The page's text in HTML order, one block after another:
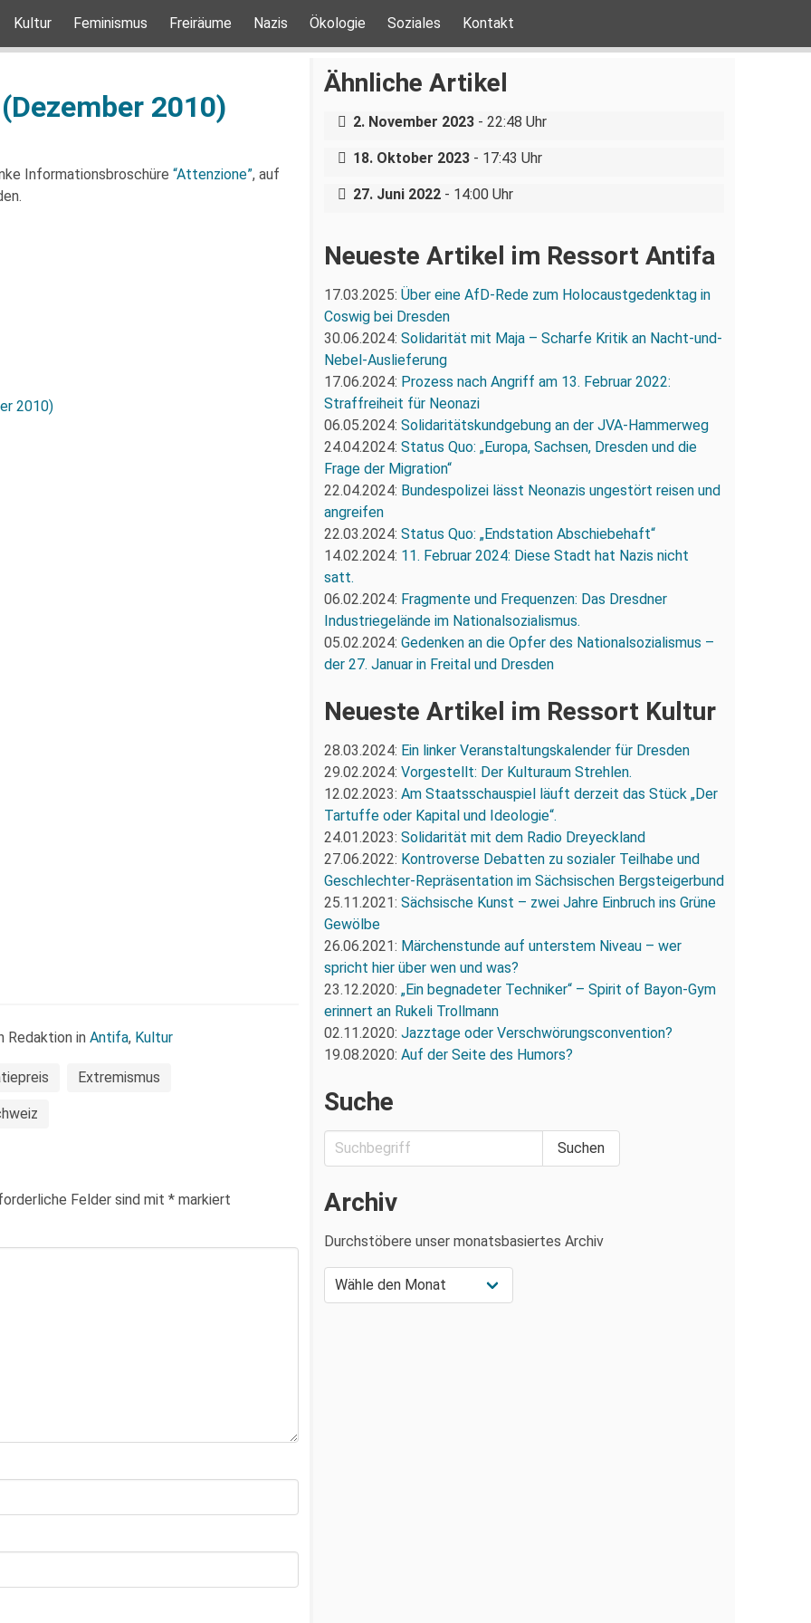
Kultur Feminismus Freiräume Nazis Ökologie Soziales Kontakt
2010)
Informationsbroschüre “Attenzione”, auf
2010)
Redaktion in Antifa, Kultur
Extremismus
Felder sind mit * markiert
Ähnliche Artikel
Antifaschistische Bildungsfahrt: Athen
– Distomo – Thessaloniki
2. November 2023- 22:48 Uhr
Neues Pirnaer Bündnis bietet AfD die
Stirn
18. Oktober 2023- 17:43 Uhr
Kontroverse Debatten zu sozialer
Teilhabe und Geschlechter-
Repräsentation im Sächsischen
Bergsteigerbund
27. Juni 2022- 14:00 Uhr
Neueste Artikel im Ressort Antifa
17.03.2025: Über eine AfD-Rede zum Holocaustgedenktag in
Coswig bei Dresden
30.06.2024: Solidarität mit Maja – Scharfe Kritik an Nacht-und-
Nebel-Auslieferung
17.06.2024: Prozess nach Angriff am 13. Februar 2022:
Straffreiheit für Neonazi
06.05.2024: Solidaritätskundgebung an der JVA-Hammerweg
24.04.2024: Status Quo: „Europa, Sachsen, Dresden und die
Frage der Migration“
22.04.2024: Bundespolizei lässt Neonazis ungestört reisen und
angreifen
22.03.2024: Status Quo: „Endstation Abschiebehaft“
14.02.2024: 11. Februar 2024: Diese Stadt hat Nazis nicht
satt.
06.02.2024: Fragmente und Frequenzen: Das Dresdner
Industriegelände im Nationalsozialismus.
05.02.2024: Gedenken an die Opfer des Nationalsozialismus –
der 27. Januar in Freital und Dresden
Neueste Artikel im Ressort Kultur
28.03.2024: Ein linker Veranstaltungskalender für Dresden
29.02.2024: Vorgestellt: Der Kulturaum Strehlen.
12.02.2023: Am Staatsschauspiel läuft derzeit das Stück „Der
Tartuffe oder Kapital und Ideologie“.
24.01.2023: Solidarität mit dem Radio Dreyeckland
27.06.2022: Kontroverse Debatten zu sozialer Teilhabe und
Geschlechter-Repräsentation im Sächsischen Bergsteigerbund
25.11.2021: Sächsische Kunst – zwei Jahre Einbruch ins Grüne
Gewölbe
26.06.2021: Märchenstunde auf unterstem Niveau – wer
spricht hier über wen und was?
23.12.2020: „Ein begnadeter Techniker“ – Spirit of Bayon-Gym
erinnert an Rukeli Trollmann
02.11.2020: Jazztage oder Verschwörungsconvention?
19.08.2020: Auf der Seite des Humors?
Suche
Archiv
Durchstöbere unser monatsbasiertes Archiv